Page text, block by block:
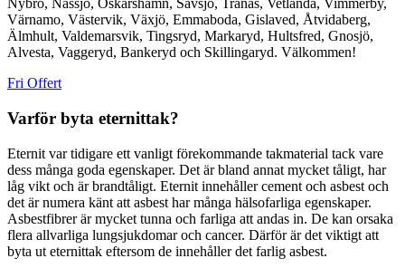
Nybro, Nässjö, Oskarshamn, Sävsjö, Tranås, Vetlanda, Vimmerby,
Värnamo, Västervik, Växjö, Emmaboda, Gislaved, Åtvidaberg,
Älmhult, Valdemarsvik, Tingsryd, Markaryd, Hultsfred, Gnosjö,
Alvesta, Vaggeryd, Bankeryd och Skillingaryd. Välkommen!
Fri Offert
Varför byta eternittak?
Eternit var tidigare ett vanligt förekommande takmaterial tack vare
dess många goda egenskaper. Det är bland annat mycket tåligt, har
låg vikt och är brandtåligt. Eternit innehåller cement och asbest och
det är numera känt att asbest har många hälsofarliga egenskaper.
Asbestfibrer är mycket tunna och farliga att andas in. De kan orsaka
flera allvarliga lungsjukdomar och cancer. Därför är det viktigt att
byta ut eternittak eftersom de innehåller det farlig asbest.